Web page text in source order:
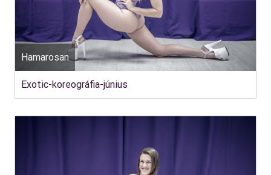
Hamarosan
Exotic-koreográfia-június